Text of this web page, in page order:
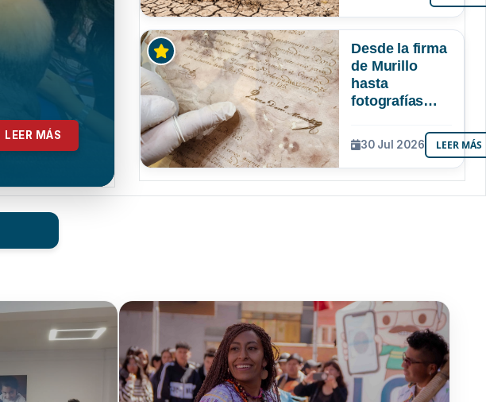
LEER MÁS
a los tres
Bolivia
Desde la firma
de Murillo
hasta
fotografías
UMSA
resguarda 6
joyas de la
30 Jul 2026 LEER MÁS